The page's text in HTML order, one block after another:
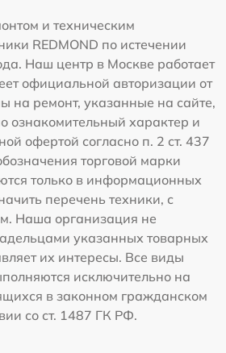
и техническим
REDMOND по истечении
Наш центр в Москве работает
официальной авторизации от
на ремонт, указанные на сайте,
ознакомительный характер и
офертой согласно п. 2 ст. 437
торговой марки
только в информационных
перечень техники, с
Наша организация не
указанных товарных
их интересы. Все виды
исключительно на
в законном гражданском
со ст. 1487 ГК РФ.